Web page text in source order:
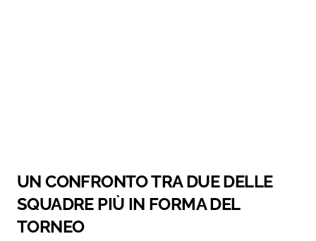
UN CONFRONTO TRA DUE DELLE
SQUADRE PIÙ IN FORMA DEL
TORNEO